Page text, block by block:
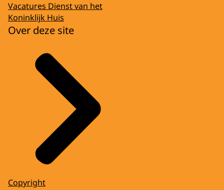
Vacatures Dienst van het
Koninklijk Huis
Over deze site
Copyright